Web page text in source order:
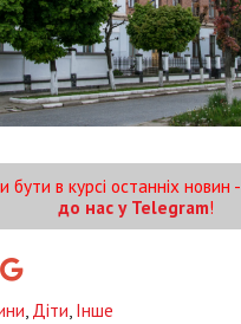
в курсі останніх новин -
до нас у Telegram!
, Діти, Інше